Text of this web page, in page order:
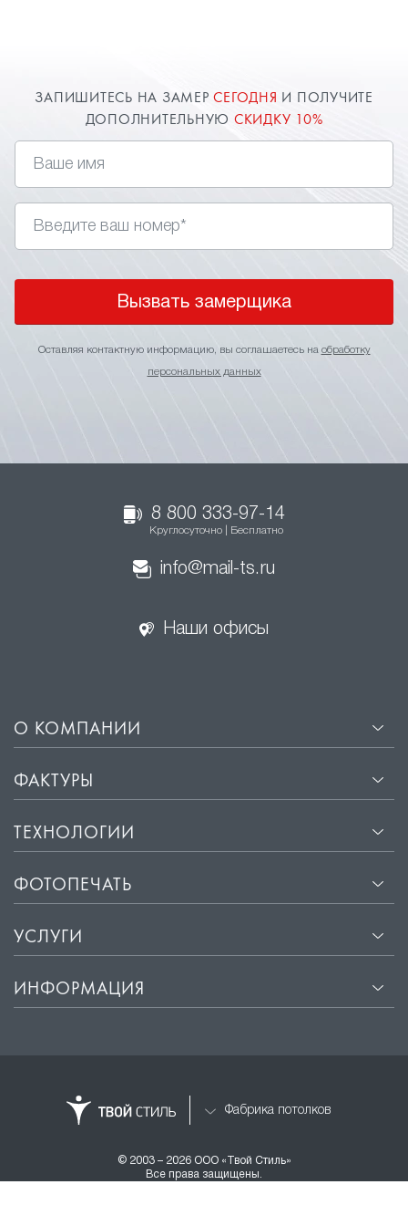
ЗАПИШИТЕСЬ НА ЗАМЕРСЕГОДНЯ И ПОЛУЧИТЕ
ДОПОЛНИТЕЛЬНУЮ СКИДКУ 10%
Вызвать замерщика
Оставляя контактную информацию, вы соглашаетесь на обработку
персональных данных
8 800 333-97-14
Круглосуточно | Бесплатно
info@mail-ts.ru
Наши офисы
О КОМПАНИИ
ФАКТУРЫ
ТЕХНОЛОГИИ
ФОТОПЕЧАТЬ
УСЛУГИ
ИНФОРМАЦИЯ
Фабрика потолков
© 2003 – 2026 ООО «Твой Стиль»
Все права защищены.